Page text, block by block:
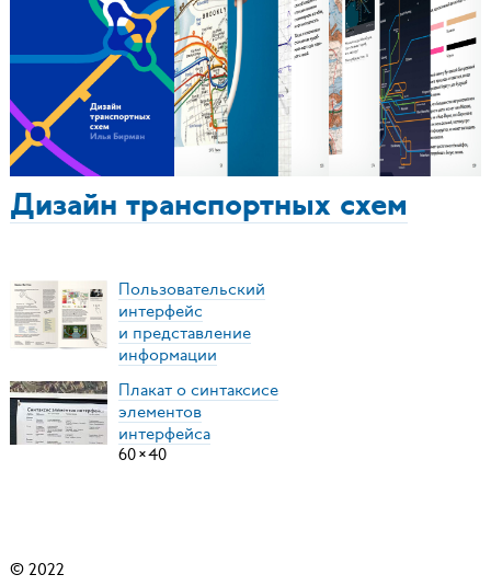
Дизайн транспортных схем
Пользовательский
интерфейс
и представление
информации
Плакат о синтаксисе
элементов
интерфейса
60×40
© 2022